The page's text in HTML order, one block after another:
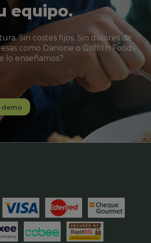
equipo.
Sin costes fijos. Sin dolores de
como Danone o Griffith Foods
lo enseñamos?
demo